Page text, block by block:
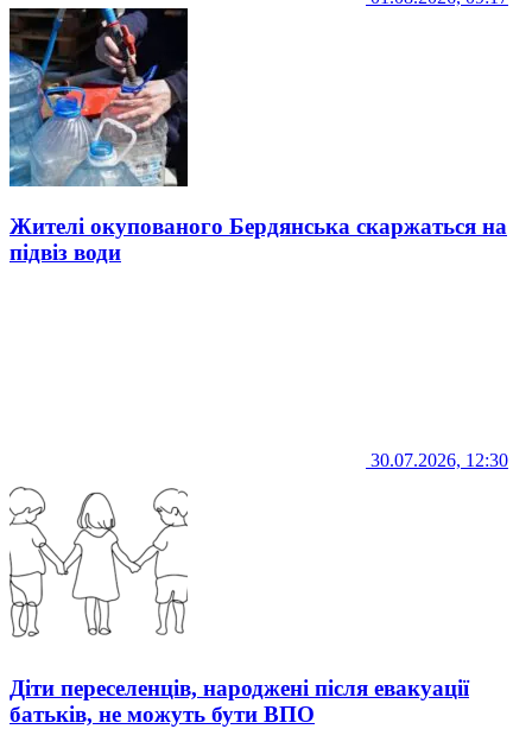
Жителі окупованого Бердянська скаржаться на
підвіз води
30.07.2026, 12:30
Діти переселенців, народжені після евакуації
батьків, не можуть бути ВПО